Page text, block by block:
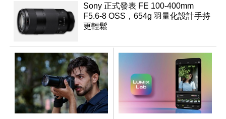
Sony 正式發表 FE 100-400mm
F5.6-8 OSS，654g 羽量化設計手持
更輕鬆